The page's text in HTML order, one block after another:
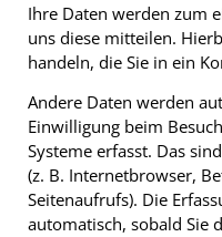
Ihre Daten werden zum
uns diese mitteilen.
handeln, die Sie in ein
Andere Daten werden
Einwilligung beim
Systeme erfasst. Das
(z. B. Internetbrowser,
Seitenaufrufs). Die
automatisch, sobald Sie